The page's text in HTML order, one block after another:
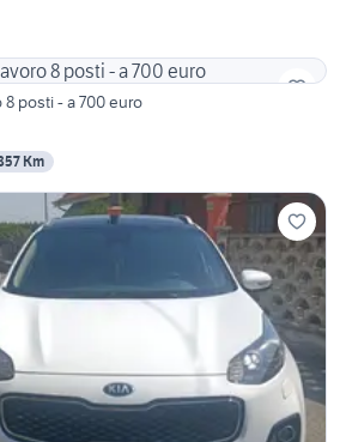
KIA CARNIVAL da lavoro 8 posti - a 700 euro
Km